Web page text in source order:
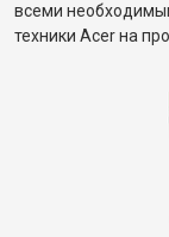
всеми
техники Acer на